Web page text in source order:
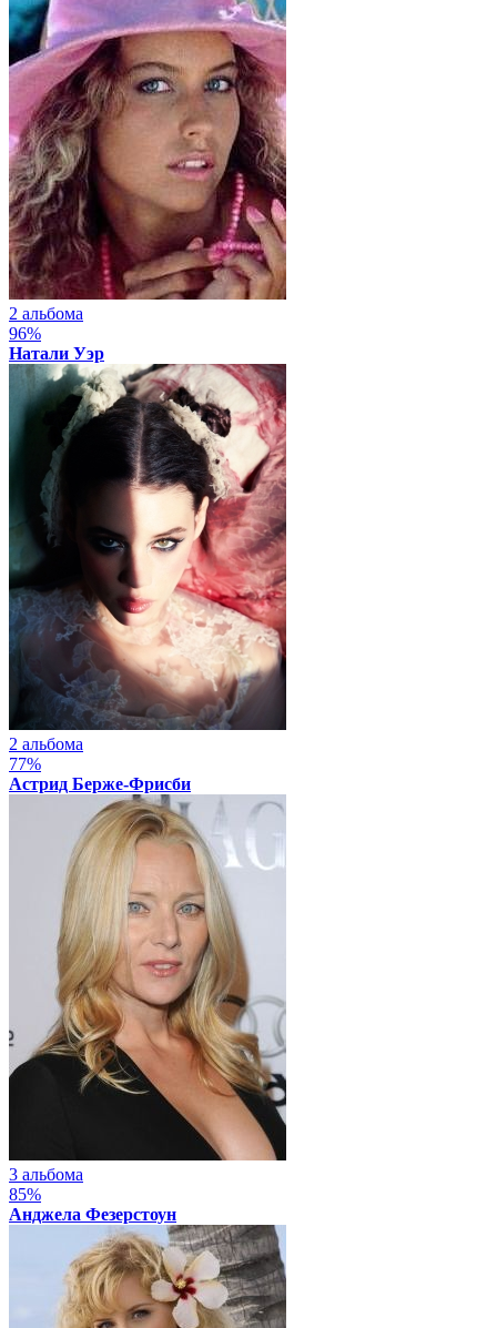
2 альбома
96%
Натали Уэр
2 альбома
77%
Астрид Берже-Фрисби
3 альбома
85%
Анджела Фезерстоун